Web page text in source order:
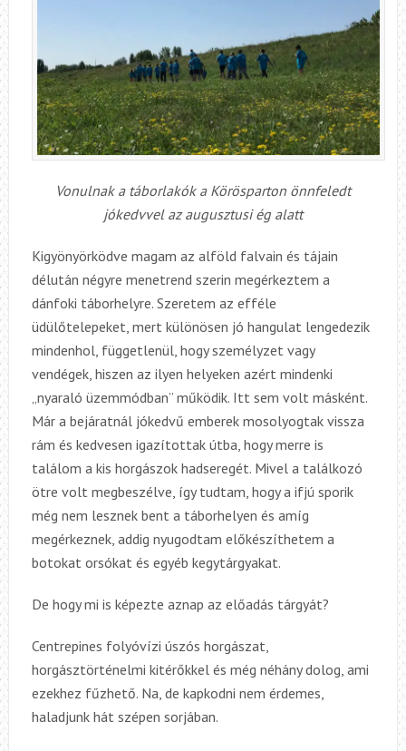
Vonulnak a táborlakók a Körösparton önnfeledt
jókedvvel az augusztusi ég alatt
Kigyönyörködve magam az alföld falvain és tájain
délután négyre menetrend szerin megérkeztem a
dánfoki táborhelyre. Szeretem az efféle
üdülőtelepeket, mert különösen jó hangulat lengedezik
mindenhol, függetlenül, hogy személyzet vagy
vendégek, hiszen az ilyen helyeken azért mindenki
„nyaraló üzemmódban” működik. Itt sem volt másként.
Már a bejáratnál jókedvű emberek mosolyogtak vissza
rám és kedvesen igazítottak útba, hogy merre is
találom a kis horgászok hadseregét. Mivel a találkozó
ötre volt megbeszélve, így tudtam, hogy a ifjú sporik
még nem lesznek bent a táborhelyen és amíg
megérkeznek, addig nyugodtam előkészíthetem a
botokat orsókat és egyéb kegytárgyakat.
De hogy mi is képezte aznap az előadás tárgyát?
Centrepines folyóvízi úszós horgászat,
horgásztörténelmi kitérőkkel és még néhány dolog, ami
ezekhez fűzhető. Na, de kapkodni nem érdemes,
haladjunk hát szépen sorjában.